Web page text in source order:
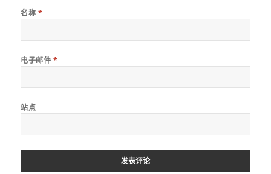
名称 *
电子邮件 *
站点